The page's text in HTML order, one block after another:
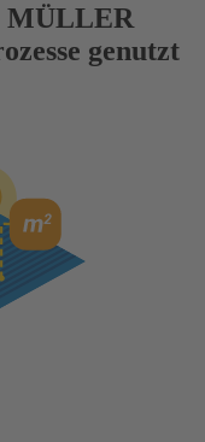
MÜLLER
genutzt